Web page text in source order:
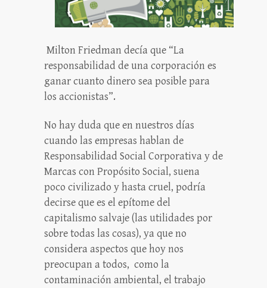
Milton Friedman decía que “La
responsabilidad de una corporación es
ganar cuanto dinero sea posible para
los accionistas”.
No hay duda que en nuestros días
cuando las empresas hablan de
Responsabilidad Social Corporativa y de
Marcas con Propósito Social, suena
poco civilizado y hasta cruel, podría
decirse que es el epítome del
capitalismo salvaje (las utilidades por
sobre todas las cosas), ya que no
considera aspectos que hoy nos
preocupan a todos, como la
contaminación ambiental, el trabajo